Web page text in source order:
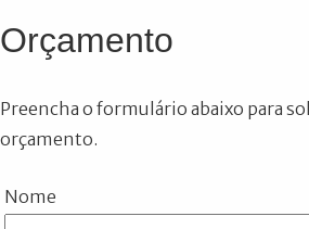
Orçamento
Preencha o formulário abaixo para
orçamento.
Nome